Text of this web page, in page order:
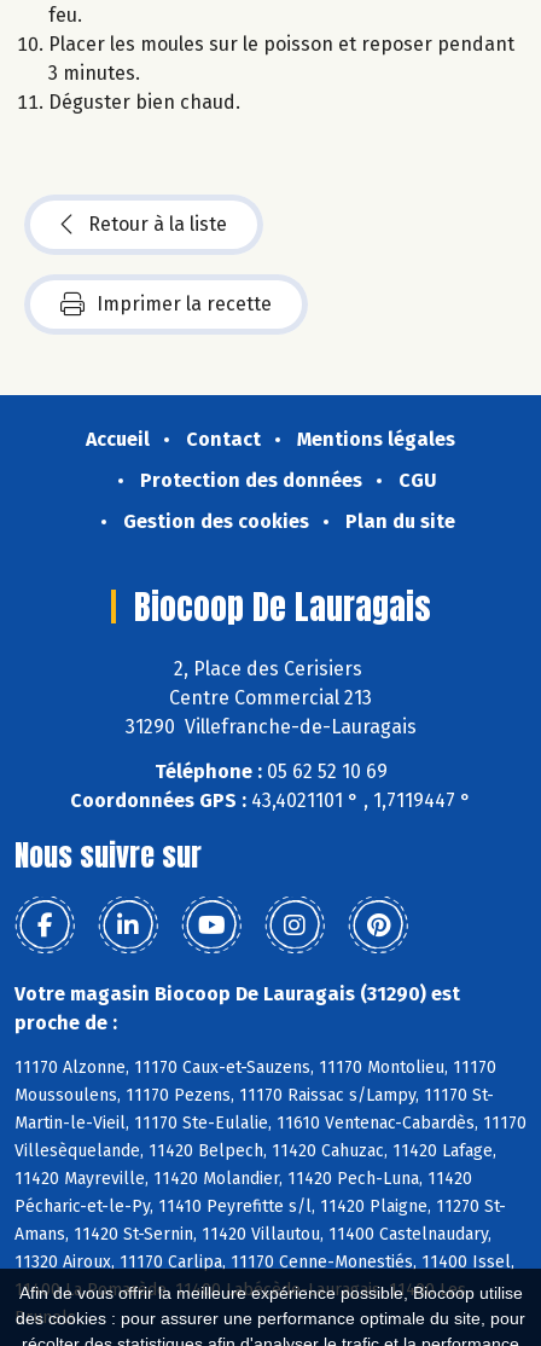
Afin de vous offrir la meilleure expérience possible, Biocoop utilise
des cookies : pour assurer une performance optimale du site, pour
feu.
Placer les moules sur le poisson et reposer pendant
3 minutes.
Déguster bien chaud.
Retour à la liste
Imprimer la recette
Accueil Contact
Mentions légales
Protection des données
CGU
Gestion des cookies
Plan du site
Biocoop De Lauragais
2, Place des Cerisiers
Centre Commercial 213
31290 Villefranche-de-Lauragais
Téléphone :05 62 52 10 69
Coordonnées GPS : 43,4021101 ° , 1,7119447 °
Nous suivre sur
Votre magasin Biocoop De Lauragais (31290) est
proche de :
11170 Alzonne, 11170 Caux-et-Sauzens, 11170 Montolieu, 11170
Moussoulens, 11170 Pezens, 11170 Raissac s/Lampy, 11170 St-
Martin-le-Vieil, 11170 Ste-Eulalie, 11610 Ventenac-Cabardès, 11170
Villesèquelande, 11420 Belpech, 11420 Cahuzac, 11420 Lafage,
11420 Mayreville, 11420 Molandier, 11420 Pech-Luna, 11420
Pécharic-et-le-Py, 11410 Peyrefitte s/l, 11420 Plaigne, 11270 St-
Amans, 11420 St-Sernin, 11420 Villautou, 11400 Castelnaudary,
11320 Airoux, 11170 Carlipa, 11170 Cenne-Monestiés, 11400 Issel,
11400 La Pomarède, 11400 Labécède-Lauragais, 11400 Les
Brunels